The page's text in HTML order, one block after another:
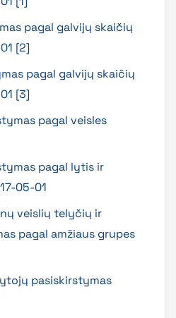
pagal galvijų skaičių
[2]
pagal galvijų skaičių
[3]
pagal veisles
pagal lytis ir
05-01
veislių telyčių ir
pagal amžiaus grupes
pasiskirstymas